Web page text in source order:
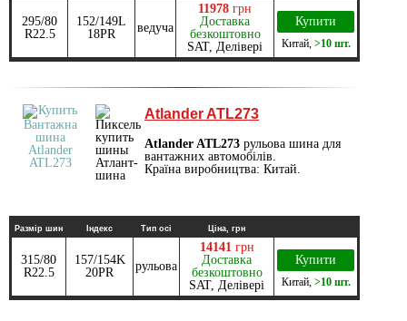
295/80
R22.5
152/149L
18PR
ведуча
11978 грн
Доставка
безкоштовно
SAT, Делівері
Купити
Китай, >10 шт.
Atlander ATL273
Atlander ATL273 рульова шина для
вантажних автомобілів.
Країна виробництва: Китай.
Размір шин Індекс Тип осі Ціна, грн
315/80
R22.5
157/154K
20PR
рульова
14141 грн
Доставка
безкоштовно
SAT, Делівері
Купити
Китай, >10 шт.